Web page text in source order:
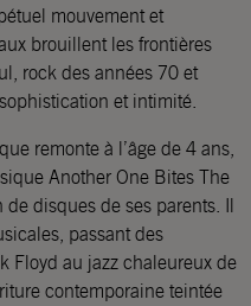
mouvement et
brouillent les frontières
rock des années 70 et
et intimité.
remonte à l’âge de 4 ans,
Another One Bites The
disques de ses parents. Il
passant des
Floyd au jazz chaleureux de
contemporaine teintée